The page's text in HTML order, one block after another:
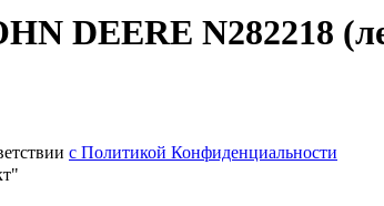
DEERE N282218
с Политикой Конфиденциальности